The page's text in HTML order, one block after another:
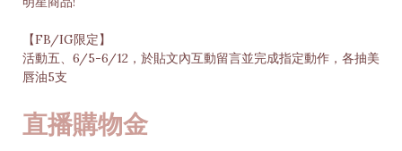
【FB/IG限定】
活動五、6/5-6/12，於貼文內互動留言並完成指定動作，各抽美
唇油5支
直播購物金